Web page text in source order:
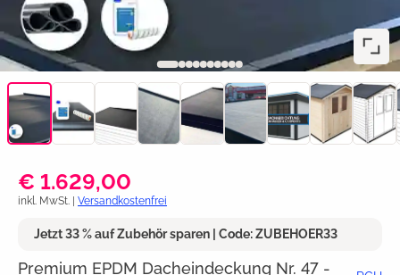
€ 1.629,00
inkl. MwSt. | Versandkostenfrei
Jetzt 33 % auf Zubehör sparen | Code: ZUBEHOER33
Premium EPDM Dacheindeckung Nr. 47 -